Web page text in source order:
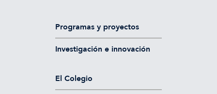
Programas y proyectos
Investigación e innovación
El Colegio